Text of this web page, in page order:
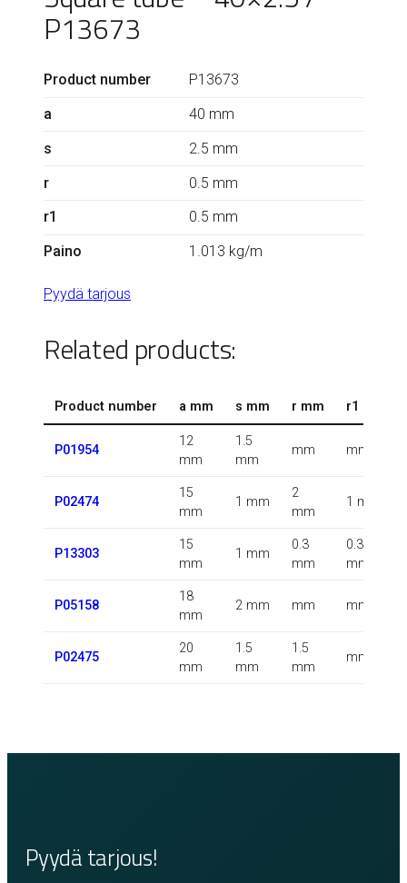
P13673
Product number
P13673
a
40 mm
s
2.5 mm
r
0.5 mm
r1
0.5 mm
Paino
1.013 kg/m
Pyydä tarjous
Related products:
Product number a mm s mm r mm r1 mm
P01954
12
mm
1.5
mm
mm mm
P02474
15
mm
1 mm
2
mm
1 mm
P13303
15
mm
1 mm
0.3
mm
0.3
mm
P05158
18
mm
2 mm mm mm
P02475
20
mm
1.5
mm
1.5
mm
mm
Pyydä tarjous!